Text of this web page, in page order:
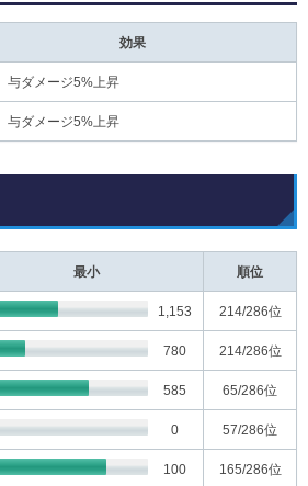
効果
与ダメージ5%上昇
与ダメージ5%上昇
最小 順位
1,153 214/286位
780 214/286位
585 65/286位
0 57/286位
100 165/286位